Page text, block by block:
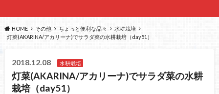
HOME その他 ちょっと便利な品々
水耕栽培
灯菜(AKARINA/アカリーナ)でサラダ菜の水耕栽培（day51）
2018.12.08 水耕栽培
灯菜(AKARINA/アカリーナ)でサラダ菜の水耕
栽培（day51）